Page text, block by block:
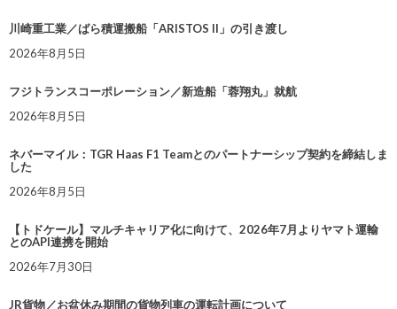
川崎重工業／ばら積運搬船「ARISTOS II」の引き渡し
2026年8月5日
フジトランスコーポレーション／新造船「蓉翔丸」就航
2026年8月5日
ネバーマイル：TGR Haas F1 Teamとのパートナーシップ契約を締結しま
した
2026年8月5日
【トドケール】マルチキャリア化に向けて、2026年7月よりヤマト運輸
とのAPI連携を開始
2026年7月30日
JR貨物／お盆休み期間の貨物列車の運転計画について